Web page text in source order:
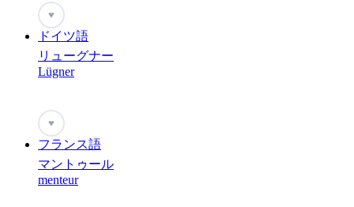
♥
ドイツ語
リューグナー
Lügner
♥
フランス語
マントゥール
menteur